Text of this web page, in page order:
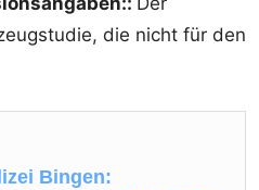
die nicht für den
Bingen: